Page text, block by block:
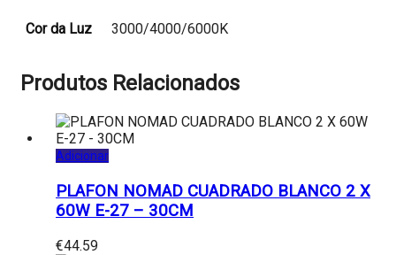
Cor da Luz 3000/4000/6000K
Produtos Relacionados
Adicionar
PLAFON NOMAD CUADRADO BLANCO 2 X
60W E-27 – 30CM
€44.59